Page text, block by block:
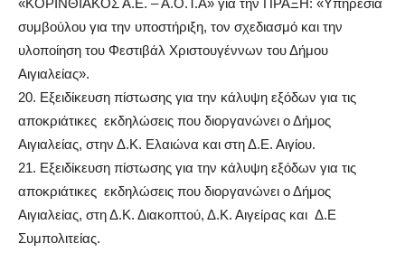
«ΚΟΡΙΝΘΙΑΚΟΣ Α.Ε. – Α.Ο.Τ.Α» για την ΠΡΑΞΗ: «Υπηρεσία
συμβούλου για την υποστήριξη, τον σχεδιασμό και την
υλοποίηση του Φεστιβάλ Χριστουγέννων του Δήμου
Αιγιαλείας».
20. Εξειδίκευση πίστωσης για την κάλυψη εξόδων για τις
αποκριάτικες εκδηλώσεις που διοργανώνει ο Δήμος
Αιγιαλείας, στην Δ.Κ. Ελαιώνα και στηΔ.Ε. Αιγίου.
21. Εξειδίκευση πίστωσης για την κάλυψη εξόδων για τις
αποκριάτικες εκδηλώσεις που διοργανώνει ο Δήμος
Αιγιαλείας, στη Δ.Κ. Διακοπτού, Δ.Κ. Αιγείρας και Δ.Ε
Συμπολιτείας.